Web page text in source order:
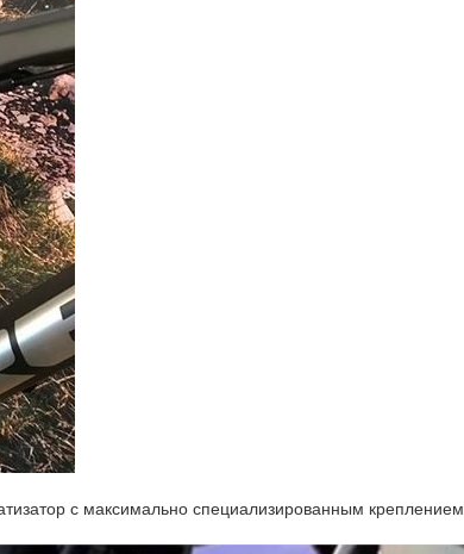
с максимально специализированным креплением